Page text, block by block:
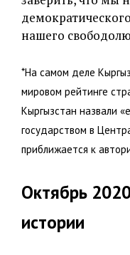
нашего
*На самом деле
мировом рейтинге
Кыргызстан назвали
государством в
приближается к
Октябрь
истории